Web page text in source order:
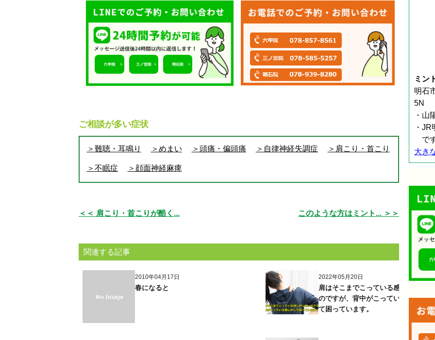
ご相談が多い症状
＞難聴・耳鳴り ＞めまい ＞頭痛・偏頭痛 ＞自律神経失調症 ＞肩こり・首こり
＞不眠症 ＞顔面神経麻痺
＜＜ 肩こり・首こりが酷く... このような方はミント... ＞＞
関連する記事
2010年04月17日
春になると
2022年05月20日
肩はそこまでこっている感じがしない
のですが、背中がこっている感じがし
て困っています。
ミン
明石
5N
・山
・
で
大き